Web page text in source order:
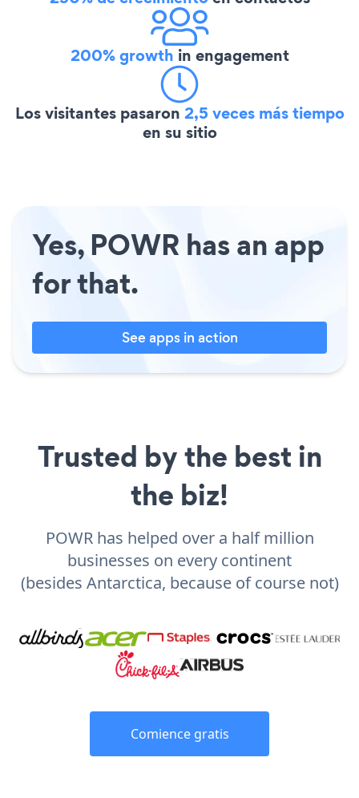
200% growth in engagement
Los visitantes pasaron 2,5 veces más tiempo
en su sitio
Yes, POWR has an app
for that.
See apps in action
Trusted by the best in
the biz!
POWR has helped over a half million
businesses on every continent
(besides Antarctica, because of course not)
Comience gratis